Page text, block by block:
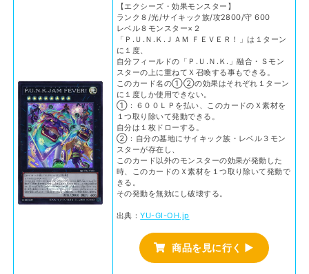
【エクシーズ・効果モンスター】
ランク８/光/サイキック族/攻2800/守 600
レベル８モンスター×２
「Ｐ.Ｕ.Ｎ.Ｋ.ＪＡＭ ＦＥＶＥＲ！」は１ターン
に１度、
自分フィールドの「Ｐ.Ｕ.Ｎ.Ｋ.」融合・Ｓモン
スターの上に重ねてＸ召喚する事もできる。
このカード名の①②の効果はそれぞれ１ターン
に１度しか使用できない。
①：６００ＬＰを払い、このカードのＸ素材を
１つ取り除いて発動できる。
自分は１枚ドローする。
②：自分の墓地にサイキック族・レベル３モン
スターが存在し、
このカード以外のモンスターの効果が発動した
時、このカードのＸ素材を１つ取り除いて発動で
きる。
その発動を無効にし破壊する。
出典：YU-GI-OH.jp
商品を見に行く ▶